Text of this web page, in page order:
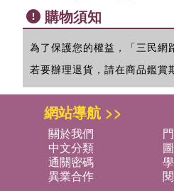
購物須知
為了保護您的權益，「三民網
若要辦理退貨，請在商品鑑賞
網站導航 >>
關於我們
中文分類
通關密碼
異業合作